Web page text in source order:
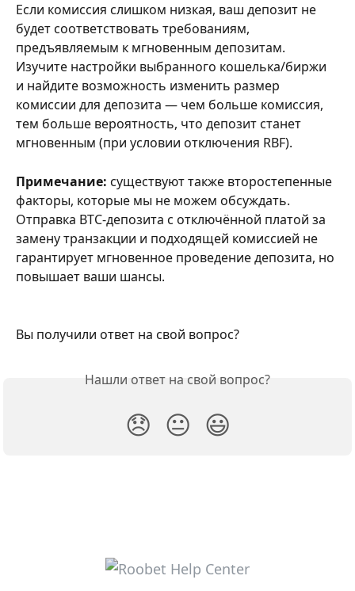
Если комиссия слишком низкая, ваш депозит не
будет соответствовать требованиям,
предъявляемым к мгновенным депозитам.
Изучите настройки выбранного кошелька/биржи
и найдите возможность изменить размер
комиссии для депозита — чем больше комиссия,
тем больше вероятность, что депозит станет
мгновенным (при условии отключения RBF).
Примечание: существуют также второстепенные
факторы, которые мы не можем обсуждать.
Отправка BTC-депозита с отключённой платой за
замену транзакции и подходящей комиссией не
гарантирует мгновенное проведение депозита, но
повышает ваши шансы.
Вы получили ответ на свой вопрос?
Нашли ответ на свой вопрос?
😞 😐 😃